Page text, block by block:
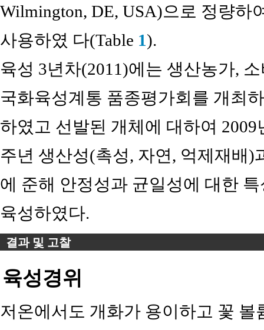
Wilmington, DE, USA)으로 정량하
사용하였 다(Table 1).
육성 3년차(2011)에는 생산농가,
국화육성계통 품종평가회를 개최
하였고 선발된 개체에 대하여
주년 생산성(촉성, 자연, 억제재배)
에 준해 안정성과 균일성에 대한 특
육성하였다.
결과 및 고찰
육성경위
저온에서도 개화가 용이하고 꽃